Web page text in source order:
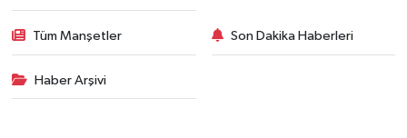
Tüm Manşetler Son Dakika Haberleri
Haber Arşivi